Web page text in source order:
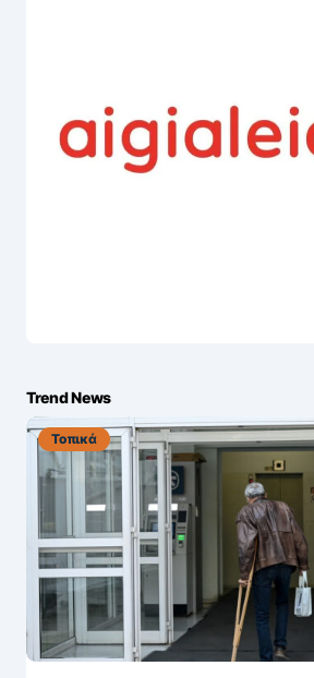
Trend News
Τοπικά